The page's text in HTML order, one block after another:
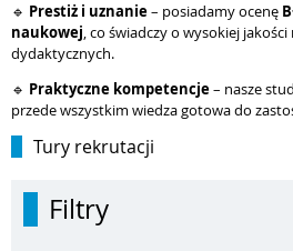
🔹 Prestiż i uznanie– posiadamy ocenę
naukowej, co świadczy o wysokiej
dydaktycznych.
🔹 Praktyczne kompetencje– nasze
przede wszystkim wiedza gotowa do
Tury rekrutacji
Filtry